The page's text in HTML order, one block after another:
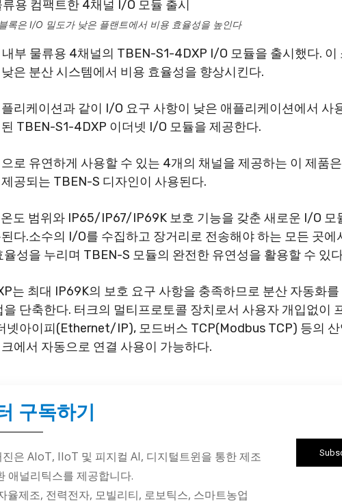
록은 I/O 밀도가 낮은 플랜트에서 비용 효율성을 높인다
내부 물류용 4채널의 TBEN-S1-4DXP I/O 모듈을 출시했다. 이
은 분산 시스템에서 비용 효율성을 향상시킨다.
리케이션과 같이 I/O 요구 사항이 낮은 애플리케이션에서 사
TBEN-S1-4DXP 이더넷 I/O 모듈을 제공한다.
로 유연하게 사용할 수 있는 4개의 채널을 제공하는 이 제품
공되는 TBEN-S 디자인이 사용된다.
도 범위와 IP65/IP67/IP69K 보호 기능을 갖춘 새로운 I/O 모
다.소수의 I/O를 수집하고 장거리로 전송해야 하는 모든 곳에
율성을 누리며 TBEN-S 모듈의 완전한 유연성을 활용할 수 있
는 최대 IP69K의 보호 요구 사항을 충족하므로 분산 자동화를
을 단축한다. 터크의 멀티프로토콜 장치로서 사용자 개입없이
넷아이피(Ethernet/IP), 모드버스 TCP(Modbus TCP) 등의 산
에서 자동으로 연결 사용이 가능하다.
구독하기
은 AIoT, IIoT 및 피지컬 AI, 디지털트윈을 통한 제조
애널리틱스를 제공합니다.
율제조, 전력전자, 모빌리티, 로보틱스, 스마트농업